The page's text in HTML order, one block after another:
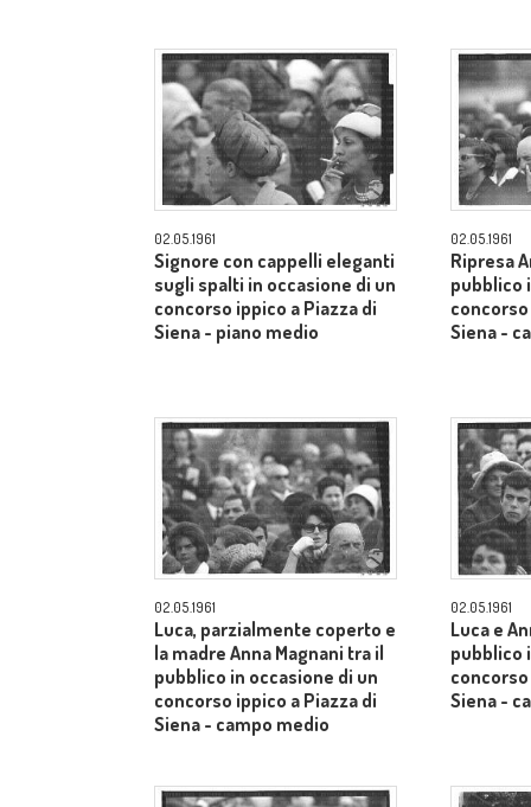
02.05.1961
Signore con cappelli eleganti
sugli spalti in occasione di un
concorso ippico a Piazza di
Siena - piano medio
02.05.1961
Ripresa
pubblico
Siena -
02.05.1961
Luca, parzialmente coperto e
la madre Anna Magnani tra il
pubblico in occasione di un
concorso ippico a Piazza di
Siena - campo medio
02.05.1961
Luca e
pubblico
Siena -